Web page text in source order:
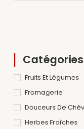
Catégories
Fruits Et Légumes
Fromagerie
Douceurs De
Herbes Fraîches